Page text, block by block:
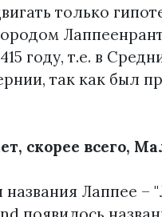
только
году, т.е. в
так как был
скорее всего,
Лаппее –